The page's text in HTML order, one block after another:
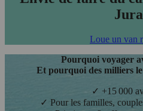
Loue un van
Pourquoi voyager
Et pourquoi des milliers
✓ +15 000
✓ Pour les familles,